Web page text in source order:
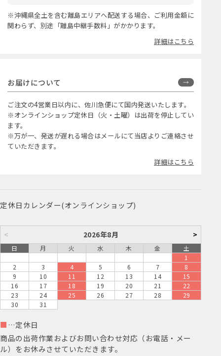
※沖縄県全土を含む離島エリアへ配送する場合、ご利用金額に
関わらず、別途「離島中継手数料」がかかります。
詳細はこちら
お届けについて
ご注文の4営業日以内に、佐川急便にて国内発送いたします。
※オンラインショップ定休日（火・土曜）は出荷を停止してい
ます。
※万が一、発送が遅れる場合はメールにて当店よりご連絡させ
ていただきます。
詳細はこちら
定休日カレンダー(オンラインショップ)
< 2026年8月 >
日 月 火 水 木 金
土
1
2
3 4 5 6 7
8
9
10 11 12 13 14
15
16
17 18 19 20 21
22
23
24 25 26 27 28
29
30
31
■ …定休日
商品の出荷作業およびお問い合わせ対応（お電話・メー
ル）をお休みさせていただきます。